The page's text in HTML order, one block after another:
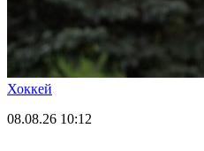
Хоккей
08.08.26 10:12